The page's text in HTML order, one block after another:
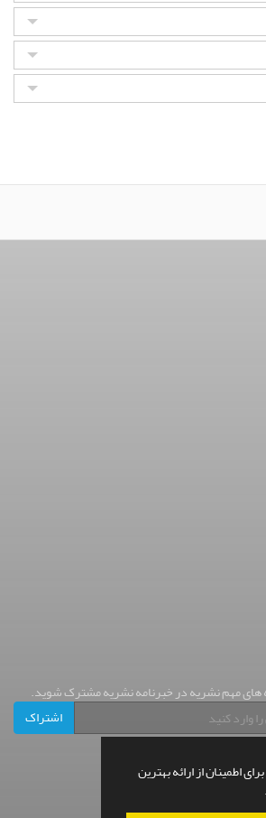
اطمینان از ارائه بهترین
های مهم نشریه در خبرنامه نشریه مشترک شوید.
اشتراک